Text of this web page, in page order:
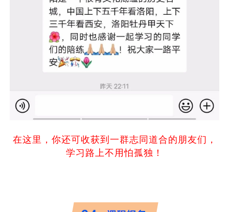
在这里，你还可收获到一群志同道合的朋友们，
学习路上不用怕孤独！